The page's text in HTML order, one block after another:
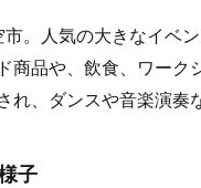
。人気の大きなイベ
商品や、飲食、ワー
れ、ダンスや音楽演奏
子